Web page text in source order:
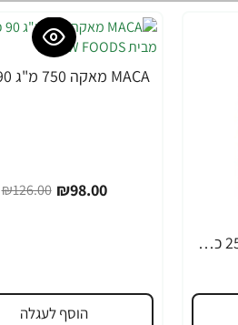
MACA מאקה 500 מ"ג 250 כמוסות - מבית NOW FOODS
-22%
₪98.00
₪126.00
הוסף לעגלה